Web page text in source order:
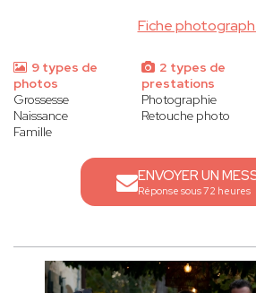
Fiche
9 types de
photos
Grossesse
Naissance
Famille
2 types de
prestations
Photographie
Retouche photo
ENVOYER UN
Réponse sous 72 heures